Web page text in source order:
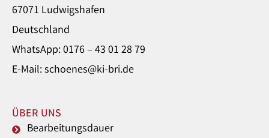
67071 Ludwigshafen
Deutschland
WhatsApp: 0176 – 43 01 28 79
E-Mail: schoenes@ki-bri.de
ÜBER UNS
Bearbeitungsdauer